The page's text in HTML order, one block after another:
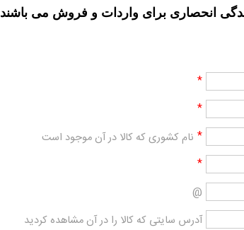
انحصاری برای واردات و فروش می باشند
*
*
* نام کشوری که کالا در آن موجود است
*
@
آدرس سایتی که کالا را در آن مشاهده کردید